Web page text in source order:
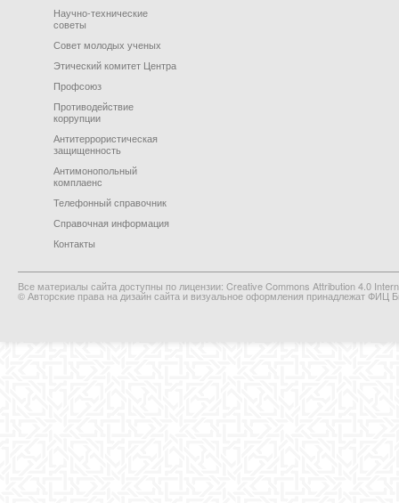
Научно-технические
советы
Совет молодых ученых
Этический комитет Центра
Профсоюз
Противодействие
коррупции
Антитеррористическая
защищенность
Антимонопольный
комплаенс
Телефонный справочник
Справочная информация
Контакты
Все материалы сайта доступны по лицензии: Creative Commons Attribution 4.0
© Авторские права на дизайн сайта и визуальное оформления принадлежат ФИЦ